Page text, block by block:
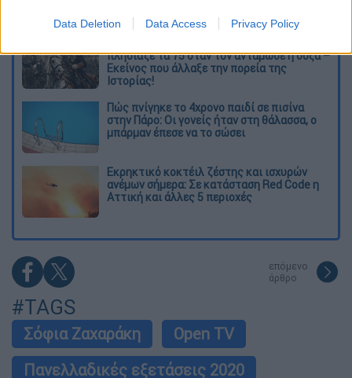
Data Deletion Data Access Privacy Policy
πλησίαζε τα 75 όταν τον αντάμωσε η δόξα –
Εκείνος που άλλαξε την πορεία της
Ιστορίας!
Πώς πνίγηκε το 4χρονο παιδί σε πισίνα
στην Πάρο: Οι γονείς ήταν στη θάλασσα, ο
μπάρμαν έπεσε να το σώσει
Εκρηκτικό κοκτέιλ ζέστης και ισχυρών
ανέμων σήμερα: Σε κατάσταση Red Code η
Αττική και άλλες 5 περιοχές
επόμενο
άρθρο
#TAGS
Σόφια Ζαχαράκη
Open TV
Πανελλαδικές εξετάσεις 2020